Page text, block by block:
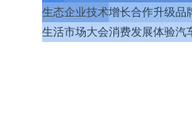
生态企业技术增长合作升级品
生活市场大会消费发展体验汽